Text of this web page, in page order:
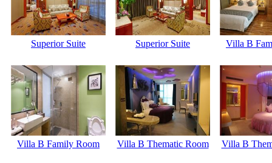
Superior Suite Superior Suite Villa B
Villa B Family Room Villa B Thematic Room Villa B